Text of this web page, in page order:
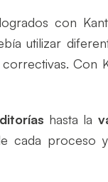
con
utilizar
Con
hasta la
cada proceso